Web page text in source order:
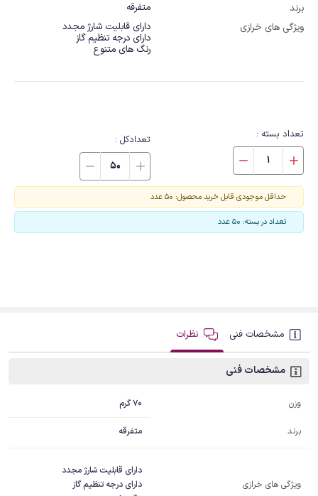
برند
متفرقه
ویژگی های خرازی
رنگ های متنوع
تعداد بسته : تعدادکل :
حداقل موجودی قابل خرید محصول: 50 عدد
تعداد در بسته: 50 عدد
مشخصات فنی نظرات
مشخصات فنی
وزن 70 گرم
برند متفرقه
ویژگی های خرازی